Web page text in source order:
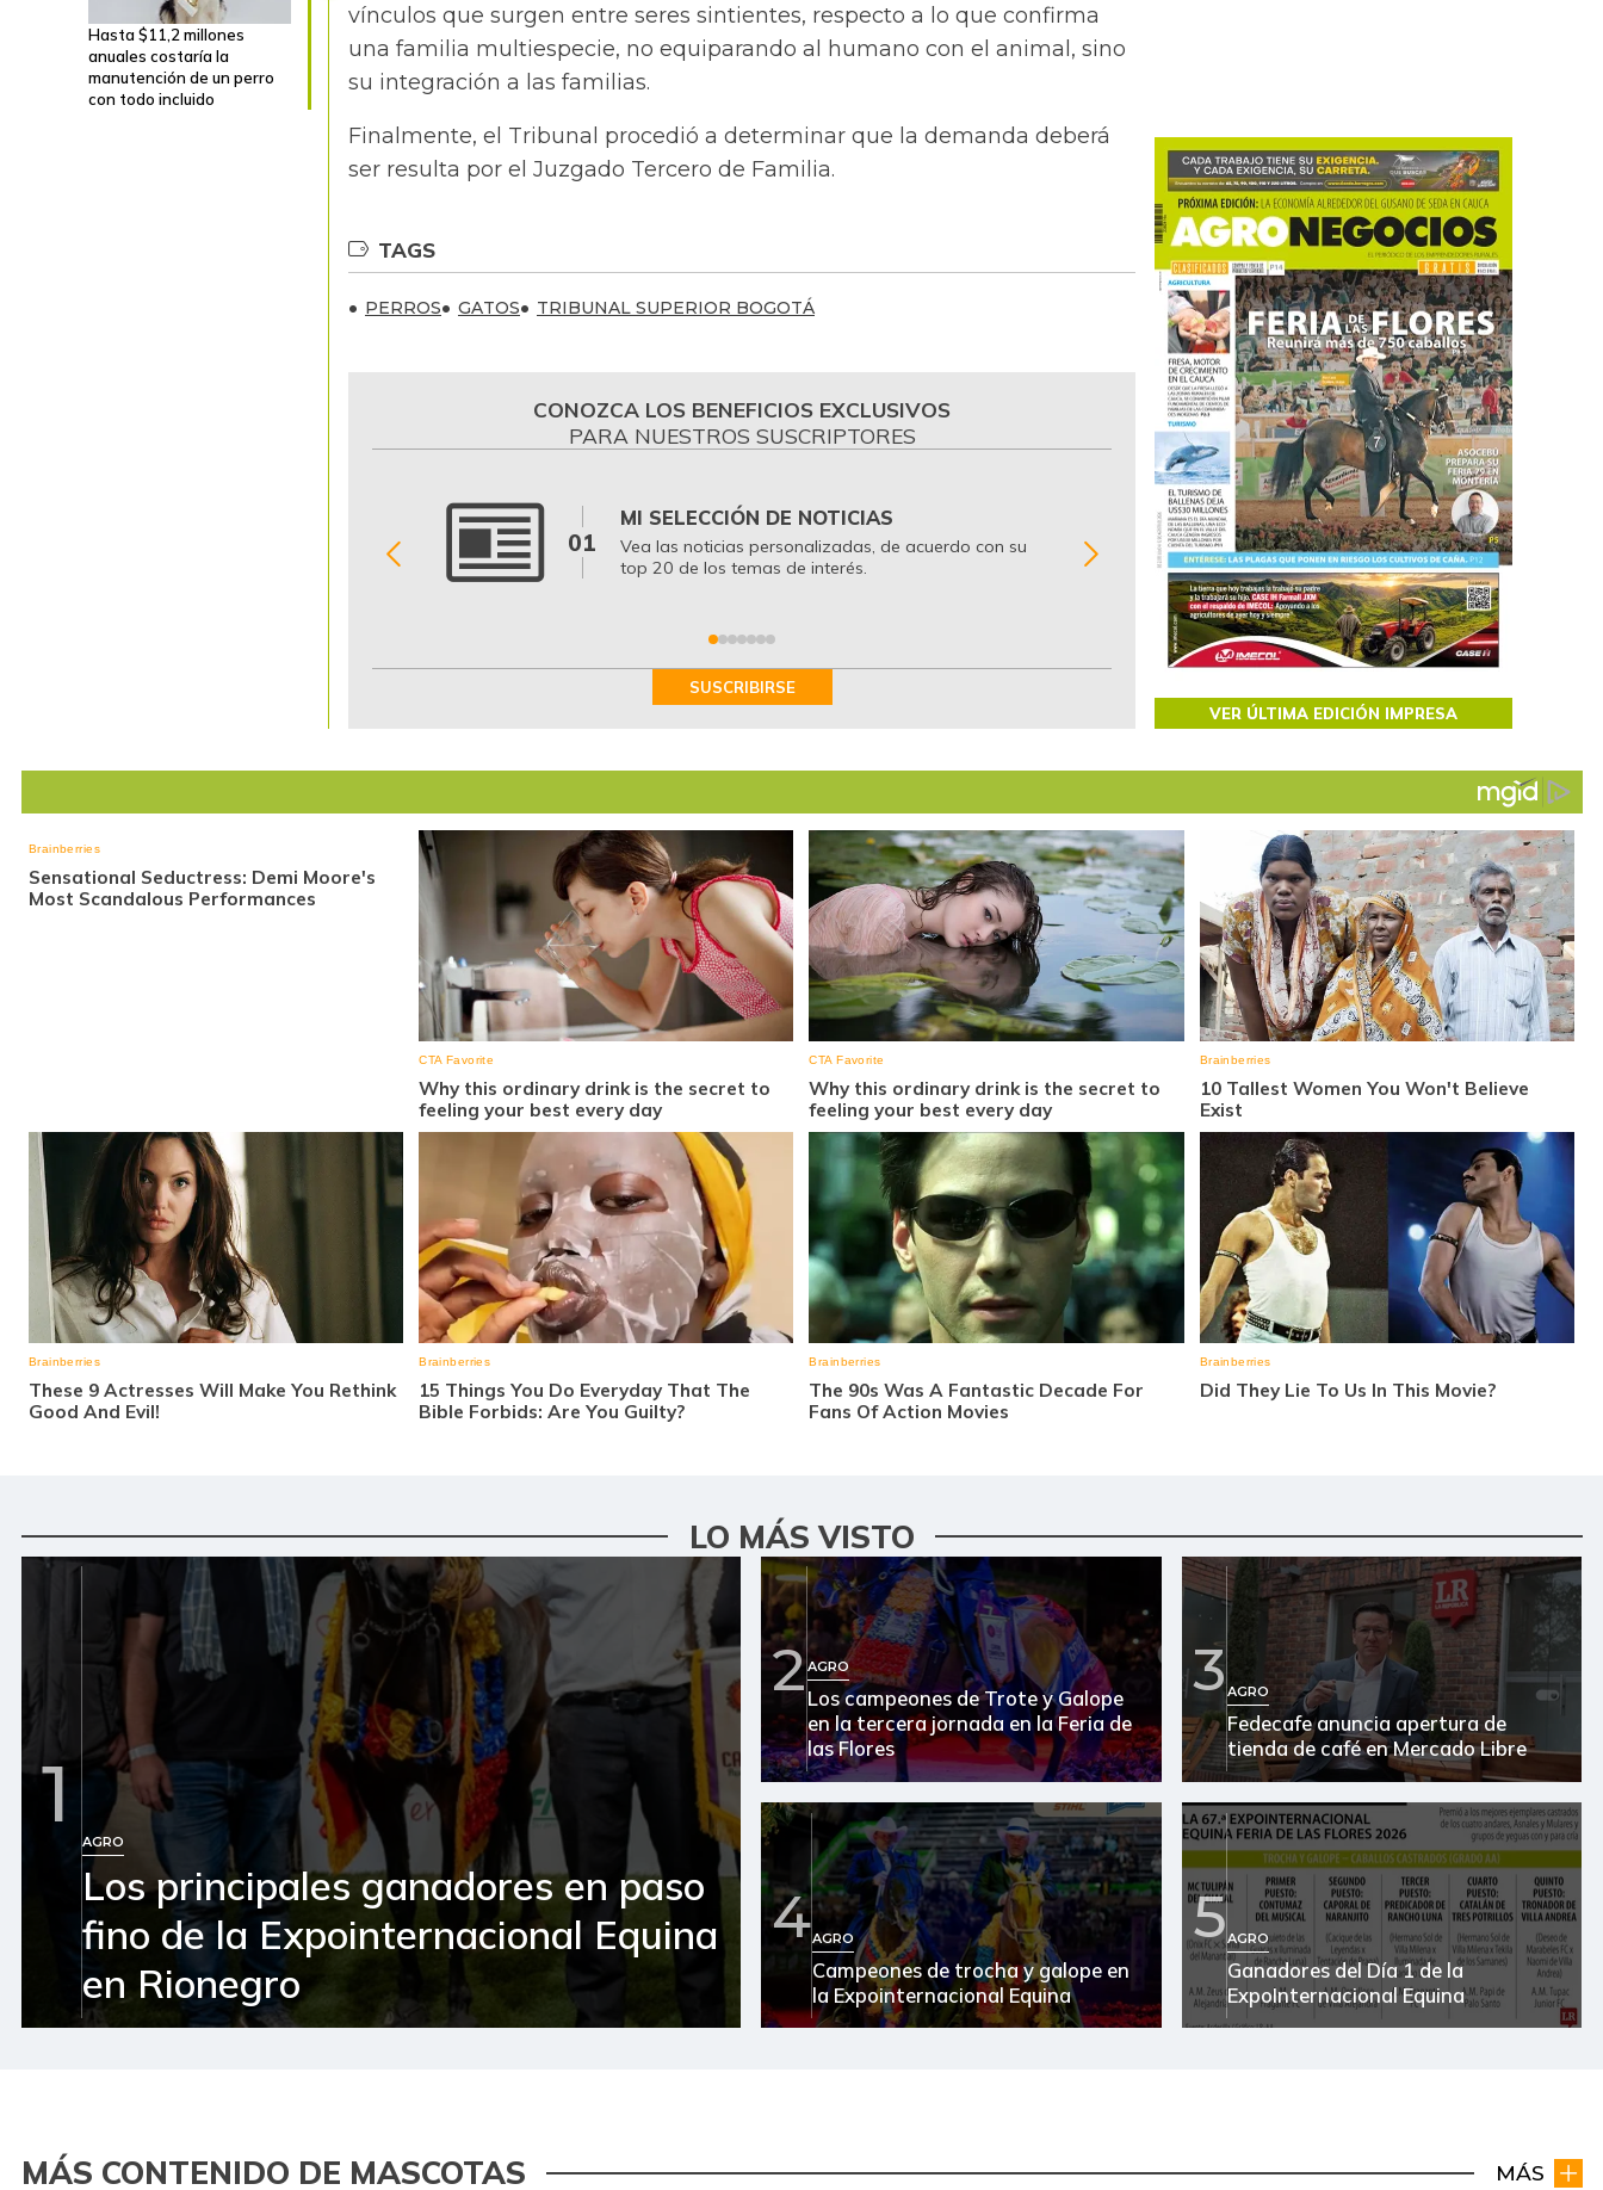
Hasta $11,2 millones
anuales costaría la
manutención de un perro
con todo incluido
vínculos que surgen entre seres sintientes, respecto a lo que confirma
una familia multiespecie, no equiparando al humano con el animal, sino
su integración a las familias.
Finalmente, el Tribunal procedió a determinar que la demanda deberá
ser resulta por el Juzgado Tercero de Familia.
TAGS
PERROS GATOS TRIBUNAL SUPERIOR BOGOTÁ
CONOZCA LOS BENEFICIOS EXCLUSIVOS
PARA NUESTROS SUSCRIPTORES
01
MI SELECCIÓN DE NOTICIAS
Vea las noticias personalizadas, de acuerdo con su
top 20 de los temas de interés.
02
BITÁCORA EMPRESARIAL 10.000 LR
Recopilación clasificada por sectores
regiones del comportamiento general y
de las 10.000 primeras empresas en ventas
Colombia.
1
SUSCRIBIRSE
VER ÚLTIMA EDICIÓN IMPRESA
LO MÁS VISTO
1
AGRO
Los principales ganadores en paso
fino de la Expointernacional Equina
en Rionegro
2AGRO
Los campeones de Trote y Galope
en la tercera jornada en la Feria de
las Flores
3AGRO
Fedecafe anuncia apertura de
tienda de café en Mercado Libre
4AGRO
Campeones de trocha y galope en
la Expointernacional Equina
5AGRO
Ganadores del Día 1 de la
ExpoInternacional Equina
MÁS CONTENIDO DE MASCOTAS MÁS